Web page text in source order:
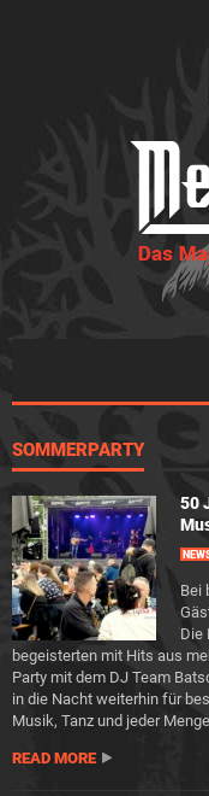
SOMMERPARTY
50
Bei
Die
begeisterten mit Hits aus
Party mit dem DJ Team
in die Nacht weiterhin für
Musik, Tanz und jeder
READ MORE